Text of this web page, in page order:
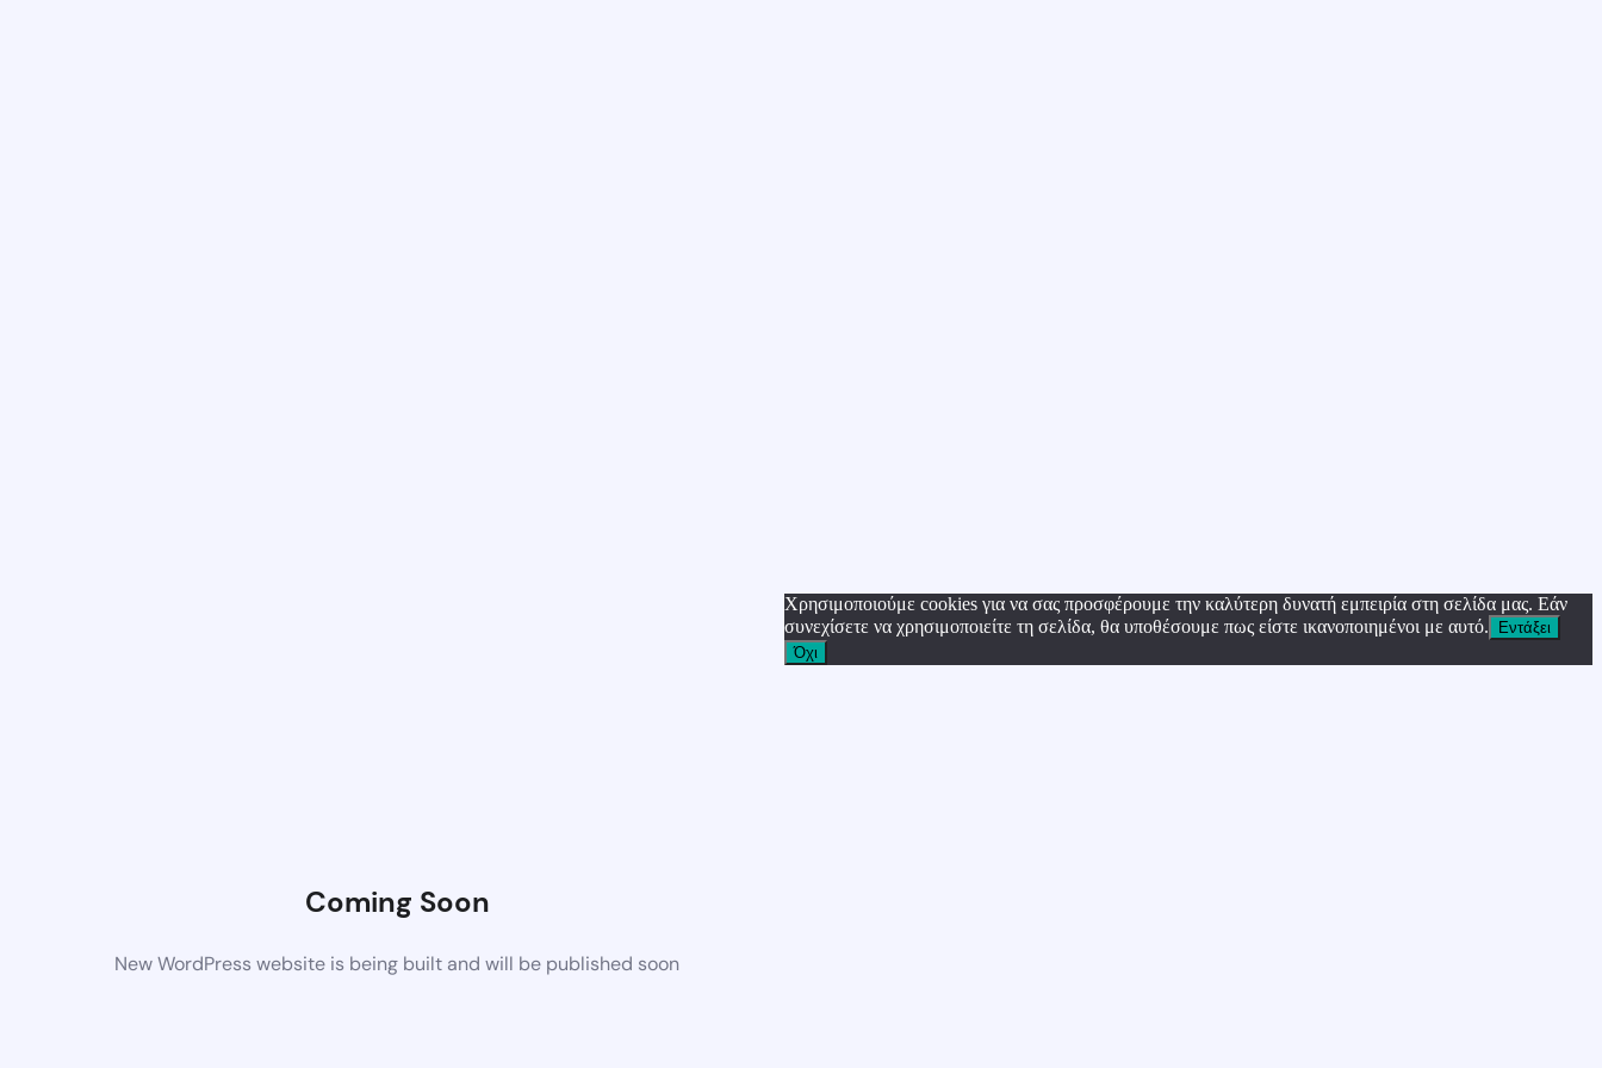
Coming Soon
New WordPress website is being built and will be published soon
Χρησιμοποιούμε cookies για να σας προσφέρουμε την καλύτερη δυνατή εμπειρία στη σελίδα μας. Εάν
συνεχίσετε να χρησιμοποιείτε τη σελίδα, θα υποθέσουμε πως είστε ικανοποιημένοι με αυτό.
Εντάξει
Όχι